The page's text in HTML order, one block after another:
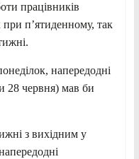
працівників
п’ятиденному, так
напередодні
28 червня) мав би
з вихідним у